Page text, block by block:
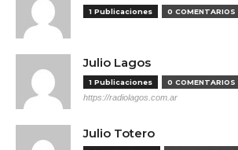
1 Publicaciones 0 COMENTARIOS
Julio Lagos
1 Publicaciones 0 COMENTARIOS
https://radiolagos.com.ar
Julio Totero